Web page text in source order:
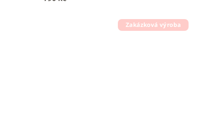
Zakázková výroba